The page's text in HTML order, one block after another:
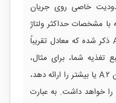
خاصی روی جریان
با مشخصات حداکثر ولتاژ
20 ولت، توانایی پشتیبانی تا ۵ A ذکر شده که معادل تقریباً
تغذیه شما، برای مثال،
بتواند روی خروجی ۱۲ ولت جریان ۲ A یا بیشتر را ارائه دهد،
خواهد داشت. به عبارت